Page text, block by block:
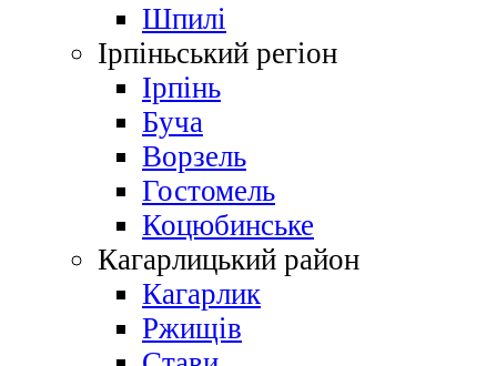
Шпилі
Ірпіньський регіон
Ірпінь
Буча
Ворзель
Гостомель
Коцюбинське
Кагарлицький район
Кагарлик
Ржищів